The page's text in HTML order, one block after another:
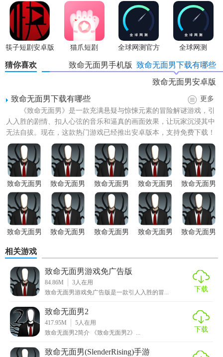
筷子短剧安卓版 猫爪短剧
全球网测官方
app
全球网测
猜你喜欢 致命无面男下载有哪些
致命无面男手机版
致命无面男安卓版
致命无面男下载有哪些
更多
《致命无面男》是一款充满悬疑与惊悚元素的冒险解谜游戏，引
人入胜的剧情、扣人心弦的音乐和逼真的画面效果，让玩家沉浸其中
无法自拔。现在，这款热门游戏已经推出安卓版本，支持免费下载！
无论是对于喜欢挑战智力的...
致命无面男
游戏官方正
版
致命无面男
(恐怖逃生)
游戏
致命无面男
游戏正式版
致命无面男
游戏完整版
致命无面男
游戏内购版
致命无面男
版
致命无面男
致命无面男
致命无面男
致命无面男
相关游戏
致命无面男游戏免广告版
84.86M 3 人在用
致命无面男游戏免广告版是一款引人入胜的冒...
下载
致命无面男2
417.95M 5 人在用
致命无面男2简介 《致命无面男2》...
下载
致命无面男(SlenderRising)手游